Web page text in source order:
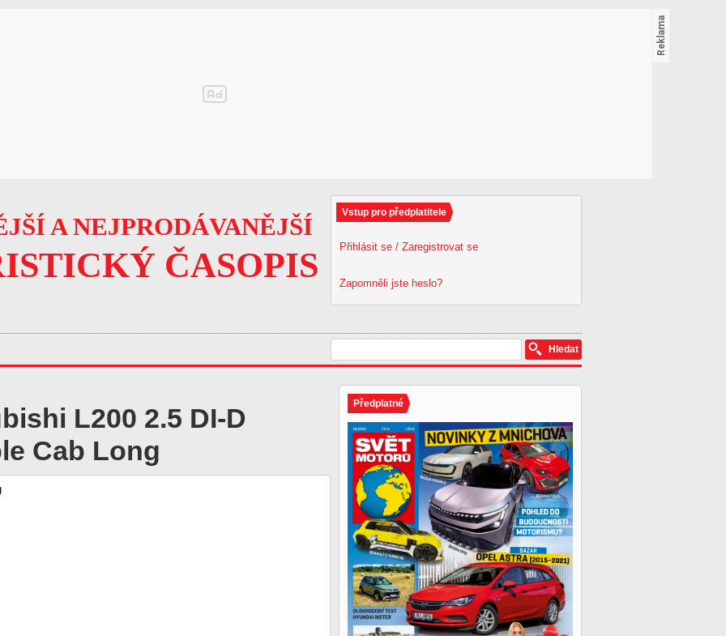
Vstup pro předplatitele
Přihlásit se / Zaregistrovat se
Zapomněli jste heslo?
A NEJPRODÁVANĚJŠÍ
ČASOPIS
L200 2.5 DI-D
Cab Long
Předplatné